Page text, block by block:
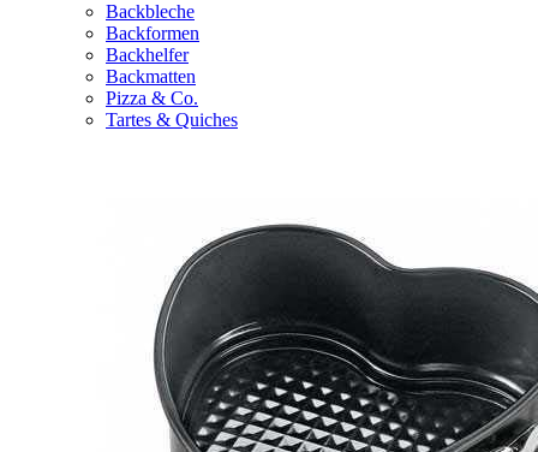
Backbleche
Backformen
Backhelfer
Backmatten
Pizza & Co.
Tartes & Quiches